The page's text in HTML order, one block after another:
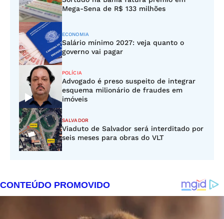
Mega-Sena de R$ 133 milhões
ECONOMIA
Salário mínimo 2027: veja quanto o
governo vai pagar
POLÍCIA
Advogado é preso suspeito de integrar
esquema milionário de fraudes em
imóveis
SALVADOR
Viaduto de Salvador será interditado por
seis meses para obras do VLT